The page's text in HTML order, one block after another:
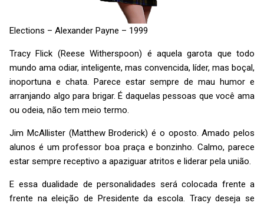
Elections – Alexander Payne – 1999
Tracy Flick (Reese Witherspoon) é aquela garota que todo
mundo ama odiar, inteligente, mas convencida, líder, mas boçal,
inoportuna e chata. Parece estar sempre de mau humor e
arranjando algo para brigar. É daquelas pessoas que você ama
ou odeia, não tem meio termo.
Jim McAllister (Matthew Broderick) é o oposto. Amado pelos
alunos é um professor boa praça e bonzinho. Calmo, parece
estar sempre receptivo a apaziguar atritos e liderar pela união.
E essa dualidade de personalidades será colocada frente a
frente na eleição de Presidente da escola. Tracy deseja se